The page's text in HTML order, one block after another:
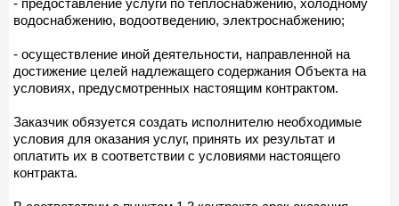
водоснабжению, водоотведению, электроснабжению;
- осуществление иной деятельности, направленной на
достижение целей надлежащего содержания Объекта на
условиях, предусмотренных настоящим контрактом.
Заказчик обязуется создать исполнителю необходимые
условия для оказания услуг, принять их результат и
оплатить их в соответствии с условиями настоящего
контракта.